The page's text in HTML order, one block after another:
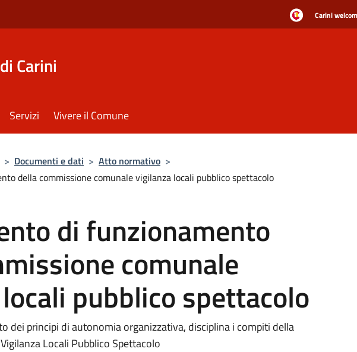
Carini
Carini
Servizi Vivere il Comune
> Documenti e dati > Atto normativo >
della commissione comunale vigilanza locali pubblico spettacolo
di funzionamento
comunale
pubblico spettacolo
dei principi di autonomia organizzativa, disciplina i compiti della
Locali Pubblico Spettacolo